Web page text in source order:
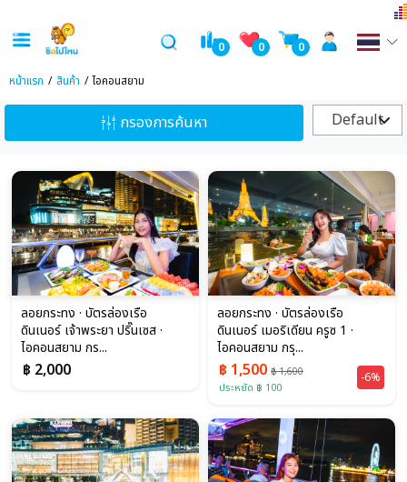
0 0 0
หน้าแรก สินค้า ไอคอนสยาม
กรองการค้นหา Default
ลอยกระทง · บัตรล่องเรือ
ดินเนอร์ เจ้าพระยา ปริ๊นเซส ·
ไอคอนสยาม กร...
฿ 2,000
ลอยกระทง · บัตรล่องเรือ
ดินเนอร์ เมอริเดียน ครูซ 1 ·
ไอคอนสยาม กรุ...
฿ 1,500 ฿ 1,600
ประหยัด ฿ 100
-6%